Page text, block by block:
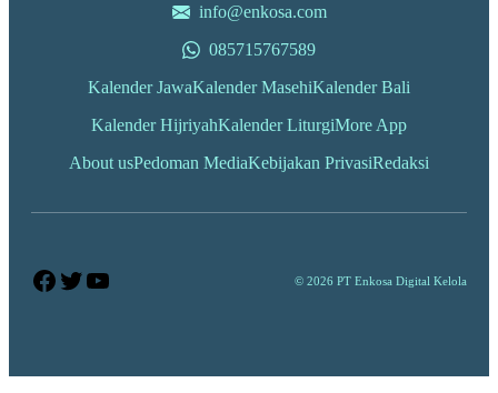
info@enkosa.com
085715767589
Kalender JawaKalender MasehiKalender Bali
Kalender HijriyahKalender LiturgiMore App
About usPedoman MediaKebijakan PrivasiRedaksi
Facebook
Twitter
YouTube © 2026 PT Enkosa Digital Kelola